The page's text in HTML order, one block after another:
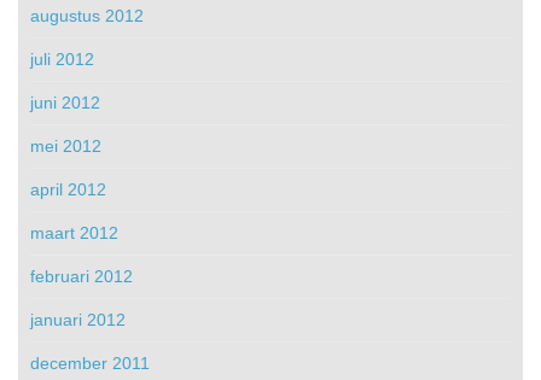
augustus 2012
juli 2012
juni 2012
mei 2012
april 2012
maart 2012
februari 2012
januari 2012
december 2011